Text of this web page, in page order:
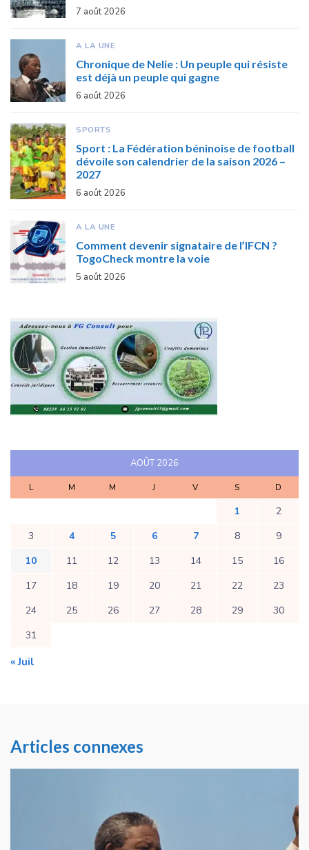
7 août 2026
A LA UNE
Chronique de Nelie : Un peuple qui résiste
est déjà un peuple qui gagne
6 août 2026
SPORTS
Sport : La Fédération béninoise de football
dévoile son calendrier de la saison 2026 –
2027
6 août 2026
A LA UNE
Comment devenir signataire de l’IFCN ?
TogoCheck montre la voie
5 août 2026
AOÛT 2026
L M M J V S D
1
2
3
4 5 6 7 8
9
10
11 12 13 14 15
16
17
18 19 20 21 22
23
24
25 26 27 28 29
30
31
« Juil
Articles connexes